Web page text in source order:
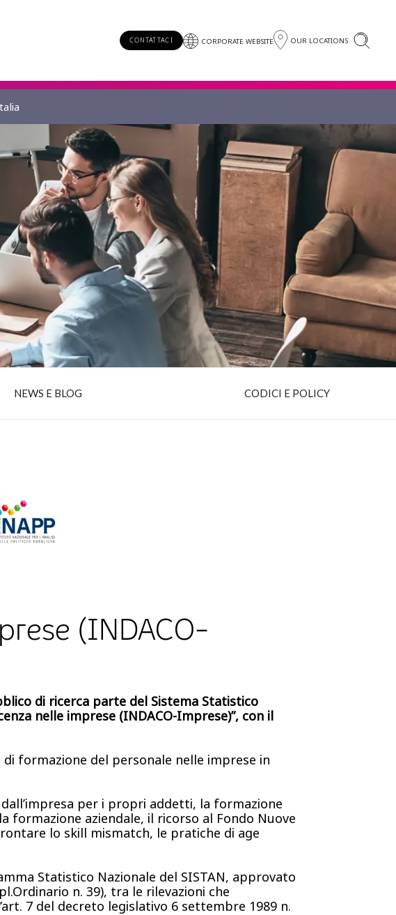
CONTATTACI CORPORATE WEBSITE OUR LOCATIONS
NEWS E BLOG CODICI E POLICY
(INDACO-
di ricerca parte del Sistema Statistico
nelle imprese (INDACO-Imprese)”, con il
formazione del personale nelle imprese in
per i propri addetti, la formazione
formazione aziendale, il ricorso al Fondo Nuove
lo skill mismatch, le pratiche di age
Statistico Nazionale del SISTAN, approvato
n. 39), tra le rilevazioni che
7 del decreto legislativo 6 settembre 1989 n.